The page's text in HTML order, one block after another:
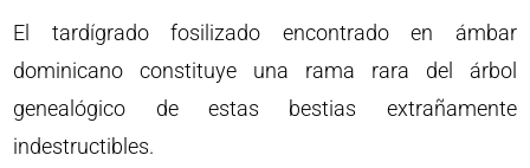
El tardígrado fosilizado encontrado en ámbar
dominicano constituye una rama rara del árbol
genealógico de estas bestias extrañamente
indestructibles.